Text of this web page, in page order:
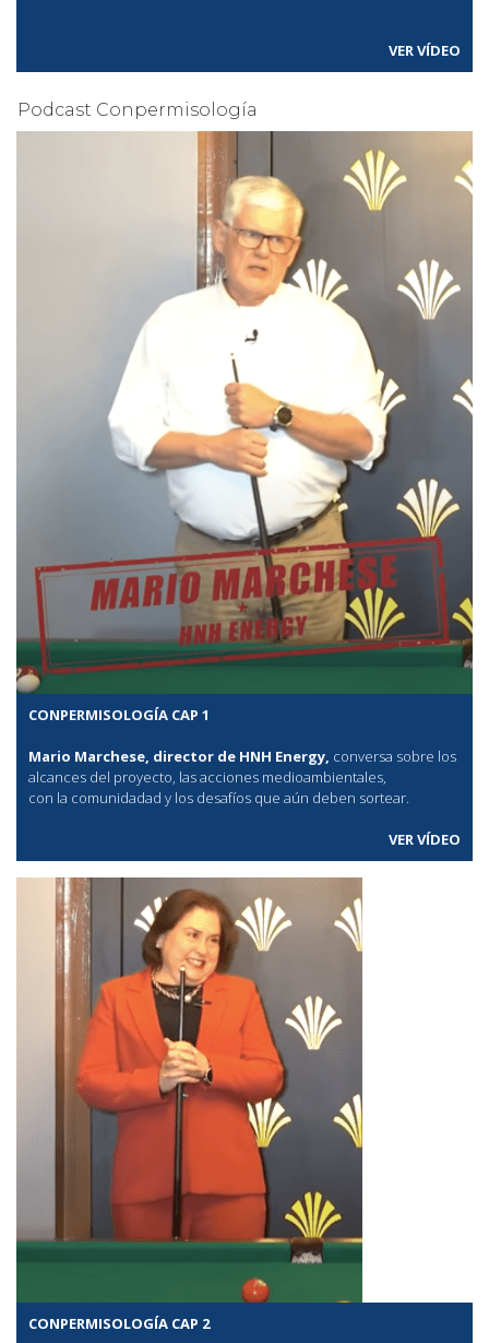
VER VÍDEO
Podcast Conpermisología
CONPERMISOLOGÍA CAP 1
Mario Marchese, director de HNH Energy, conversa sobre los
alcances del proyecto, las acciones medioambientales,
con la comunidadad y los desafíos que aún deben sortear.
VER VÍDEO
CONPERMISOLOGÍA CAP 2